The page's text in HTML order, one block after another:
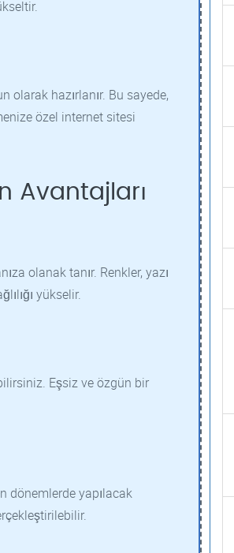
olarak hazırlanır. Bu sayede,
özel internet sitesi
Avantajları
olanak tanır. Renkler, yazı
yükselir.
Eşsiz ve özgün bir
dönemlerde yapılacak